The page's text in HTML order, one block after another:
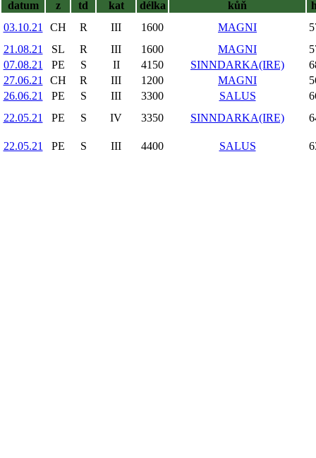
datum
z td kat délka kůň
03.10.21
CH R III 1600 MAGNI
21.08.21
SL R III 1600 MAGNI
07.08.21
PE S II 4150 SINNDARKA(IRE)
27.06.21
CH R III 1200 MAGNI
26.06.21
PE S III 3300 SALUS
22.05.21
PE S IV 3350 SINNDARKA(IRE)
22.05.21 PE S III 4400 SALUS